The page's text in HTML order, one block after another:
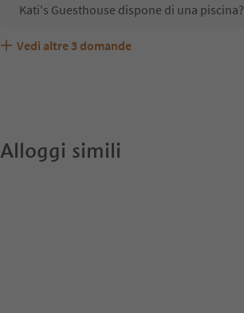
Kati's Guesthouse dispone di una piscina?
Kati's Guesthouse accetta animali
Quali servizi/attività sono disponibili
Gli ospiti di Kati's Guesthouse ricevono
Vedi altre 3 domande
Alloggi simili